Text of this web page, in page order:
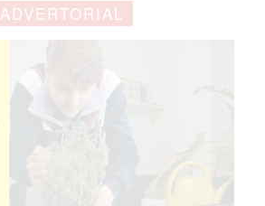
ADVERTORIAL